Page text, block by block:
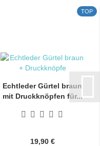
TOP
Echtleder Gürtel braun
mit Druckknöpfen für...
19,90 €